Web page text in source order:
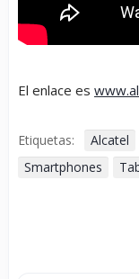
El enlace es
Etiquetas: Alcatel
Smartphones